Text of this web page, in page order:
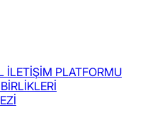
İLETİŞİM PLATFORMU